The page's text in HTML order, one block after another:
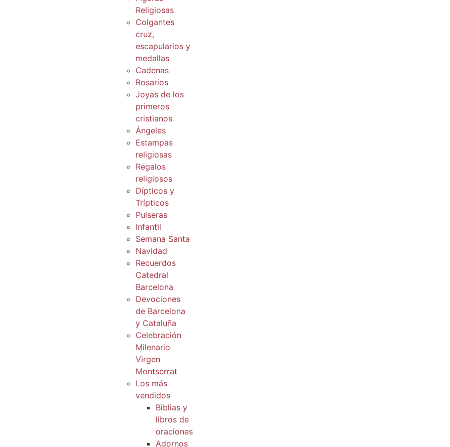
Religiosas
Colgantes
cruz,
escapularios y
medallas
Cadenas
Rosarios
Joyas de los
primeros
cristianos
Ángeles
Estampas
religiosas
Regalos
religiosos
Dípticos y
Trípticos
Pulseras
Infantil
Semana Santa
Navidad
Recuerdos
Catedral
Barcelona
Devociones
de Barcelona
y Cataluña
Celebración
Milenario
Virgen
Montserrat
Los más
vendidos
Biblias y
libros de
oraciones
Adornos